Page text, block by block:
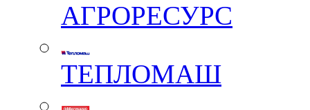
АГРОРЕСУРС
ТЕПЛОМАШ